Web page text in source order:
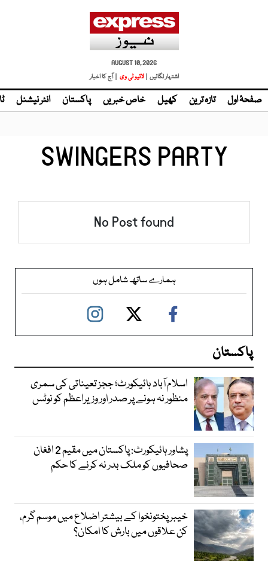
AUGUST 10, 2026
اشتہار لگائیں | لائیو ٹی وی | آج کا اخبار
صفحۂ اول تازہ ترین کھیل خاص خبریں پاکستان انٹر نیشنل
SWINGERS PARTY
No Post found
ہمارے ساتھ شامل ہوں
پاکستان
اسلام آباد ہائیکورٹ؛ ججز تعیناتی کی سمری
منظور نہ ہونے پر صدر اور وزیراعظم کو نوٹس
پشاور ہائیکورٹ: پاکستان میں مقیم 2 افغان
صحافیوں کو ملک بدر نہ کرنے کا حکم
خیبر پختونخوا کے بیشتر اضلاع میں موسم گرم،
کن علاقوں میں بارش کا امکان؟